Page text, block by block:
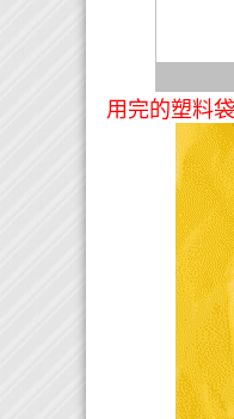
用完的塑料